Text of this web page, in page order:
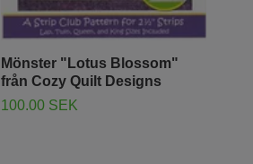
Mönster "Lotus Blossom"
från Cozy Quilt Designs
100.00 SEK